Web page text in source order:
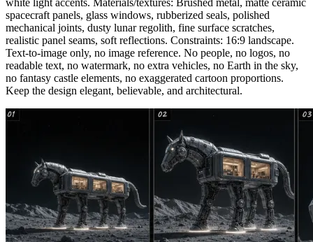
white light accents. Materials/textures: Brushed metal, matte ceramic
spacecraft panels, glass windows, rubberized seals, polished
mechanical joints, dusty lunar regolith, fine surface scratches,
realistic panel seams, soft reflections. Constraints: 16:9 landscape.
Text-to-image only, no image reference. No people, no logos, no
readable text, no watermark, no extra vehicles, no Earth in the sky,
no fantasy castle elements, no exaggerated cartoon proportions.
Keep the design elegant, believable, and architectural.